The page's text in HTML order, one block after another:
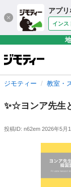
アプ
インス
ジモティー 教室・
✨☆ヨンア先生
投稿ID: n62em 2026年5月